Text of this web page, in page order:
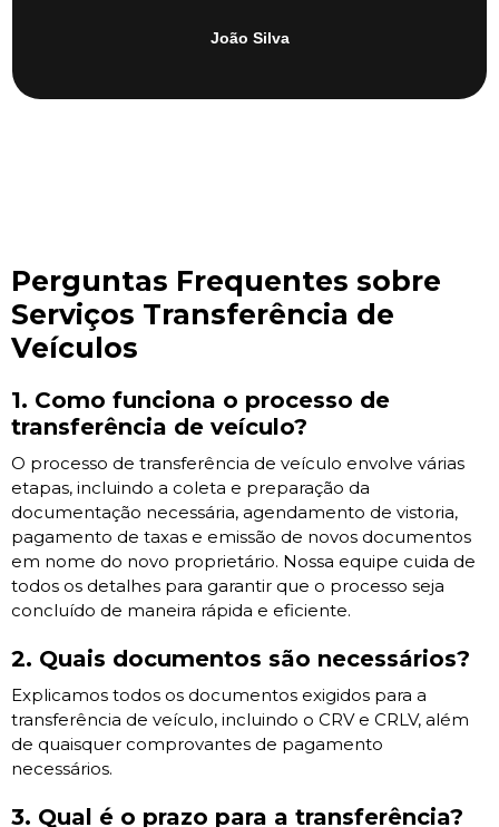
João Silva
Perguntas Frequentes sobre
Serviços Transferência de
Veículos
1. Como funciona o processo de
transferência de veículo?
O processo de transferência de veículo envolve várias
etapas, incluindo a coleta e preparação da
documentação necessária, agendamento de vistoria,
pagamento de taxas e emissão de novos documentos
em nome do novo proprietário. Nossa equipe cuida de
todos os detalhes para garantir que o processo seja
concluído de maneira rápida e eficiente.
2. Quais documentos são necessários?
Explicamos todos os documentos exigidos para a
transferência de veículo, incluindo o CRV e CRLV, além
de quaisquer comprovantes de pagamento
necessários.
3. Qual é o prazo para a transferência?